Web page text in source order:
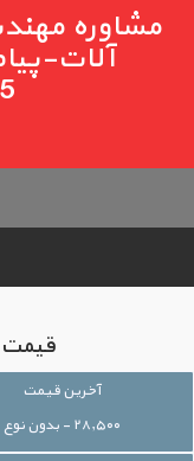
مشاوره
آلات-
قیمت
آخرین قیمت
۲۸,۵۰۰ - بدون نوع